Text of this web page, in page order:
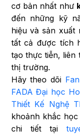
cơ bản nhất như
đến những kỹ
hiệu và sản xuất
tất cả được tích
tạo thực tiễn, liên
thị trường.
Hãy theo dõi
FADA Đại học
Thiết Kế Nghệ
khoảnh khắc
chi tiết tại